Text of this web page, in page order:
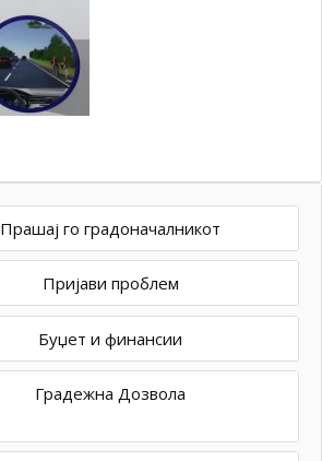
Прашај го градоначалникот
Пријави проблем
Буџет и финансии
Градежна Дозвола